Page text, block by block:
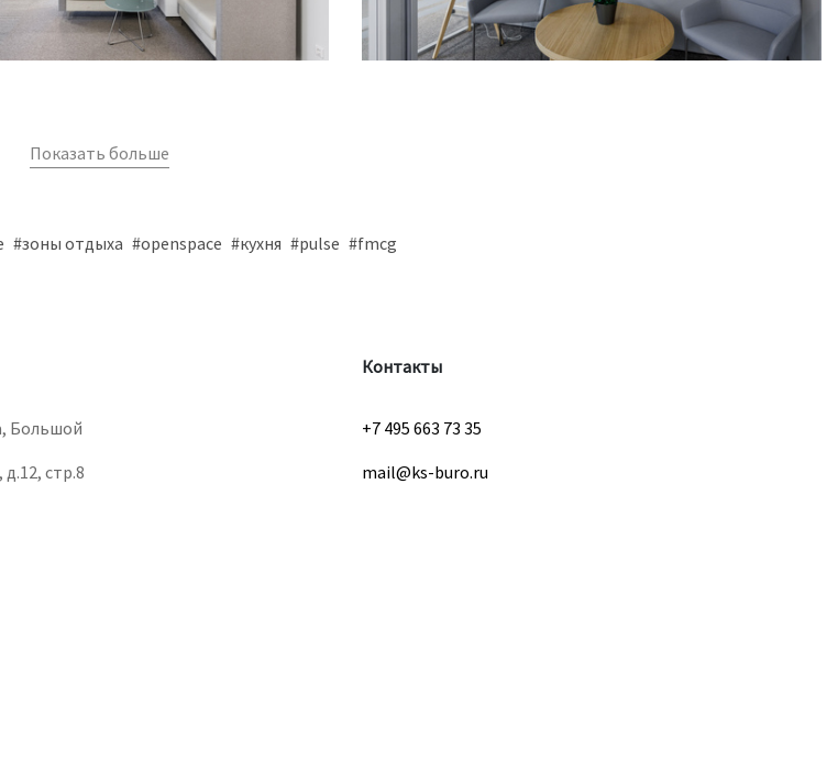
Показать больше
#зоны отдыха #openspace #кухня #pulse #fmcg
Большой
стр.8
Контакты
+7 495 663 73 35
mail@ks-buro.ru